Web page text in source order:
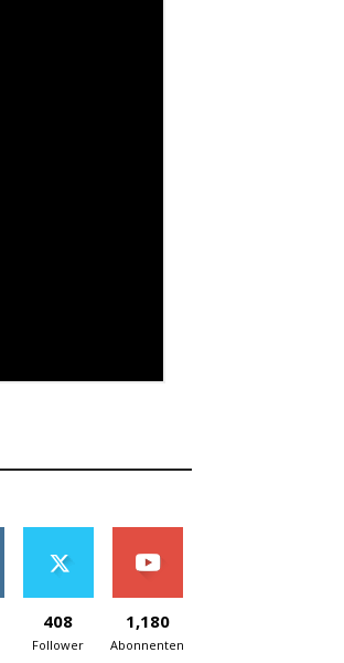
408
Follower
1,180
Abonnenten